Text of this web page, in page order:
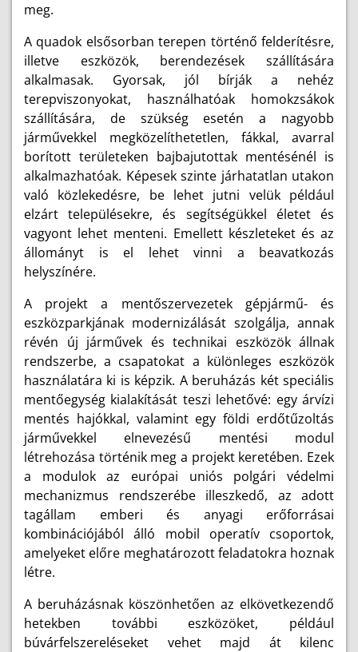
meg.
A quadok elsősorban terepen történő felderítésre,
illetve eszközök, berendezések szállítására
alkalmasak. Gyorsak, jól bírják a nehéz
terepviszonyokat, használhatóak homokzsákok
szállítására, de szükség esetén a nagyobb
járművekkel megközelíthetetlen, fákkal, avarral
borított területeken bajbajutottak mentésénél is
alkalmazhatóak. Képesek szinte járhatatlan utakon
való közlekedésre, be lehet jutni velük például
elzárt településekre, és segítségükkel életet és
vagyont lehet menteni. Emellett készleteket és az
állományt is el lehet vinni a beavatkozás
helyszínére.
A projekt a mentőszervezetek gépjármű- és
eszközparkjának modernizálását szolgálja, annak
révén új járművek és technikai eszközök állnak
rendszerbe, a csapatokat a különleges eszközök
használatára ki is képzik. A beruházás két speciális
mentőegység kialakítását teszi lehetővé: egy árvízi
mentés hajókkal, valamint egy földi erdőtűzoltás
járművekkel elnevezésű mentési modul
létrehozása történik meg a projekt keretében. Ezek
a modulok az európai uniós polgári védelmi
mechanizmus rendszerébe illeszkedő, az adott
tagállam emberi és anyagi erőforrásai
kombinációjából álló mobil operatív csoportok,
amelyeket előre meghatározott feladatokra hoznak
létre.
A beruházásnak köszönhetően az elkövetkezendő
hetekben további eszközöket, például
búvárfelszereléseket vehet majd át kilenc